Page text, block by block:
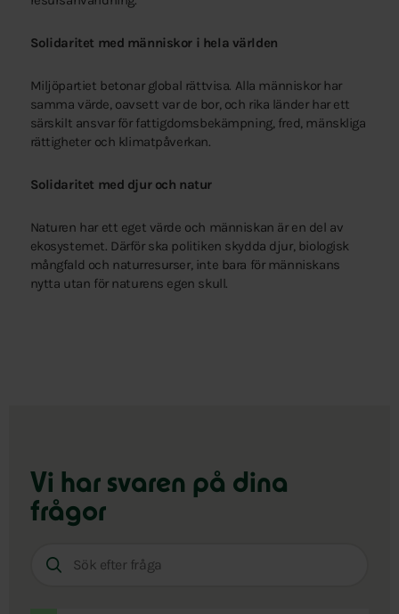
Solidaritet med människor i hela världen
Miljöpartiet betonar global rättvisa. Alla människor har
samma värde, oavsett var de bor, och rika länder har ett
särskilt ansvar för fattigdomsbekämpning, fred, mänskliga
rättigheter och klimatpåverkan.
Solidaritet med djur och natur
Naturen har ett eget värde och människan är en del av
ekosystemet. Därför ska politiken skydda djur, biologisk
mångfald och naturresurser, inte bara för människans
nytta utan för naturens egen skull.
Vi har svaren på dina
frågor